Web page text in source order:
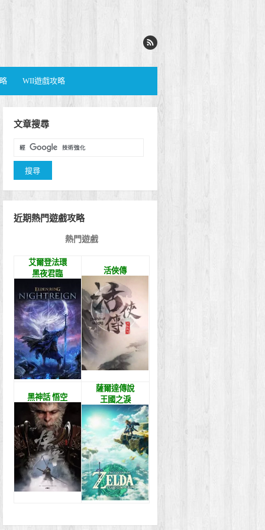
WII遊戲攻略
文章搜尋
近期熱門遊戲攻略
熱門遊戲
艾爾登法環
黑夜君臨
活俠傳
黑神話 悟空
薩爾達傳說
王國之淚